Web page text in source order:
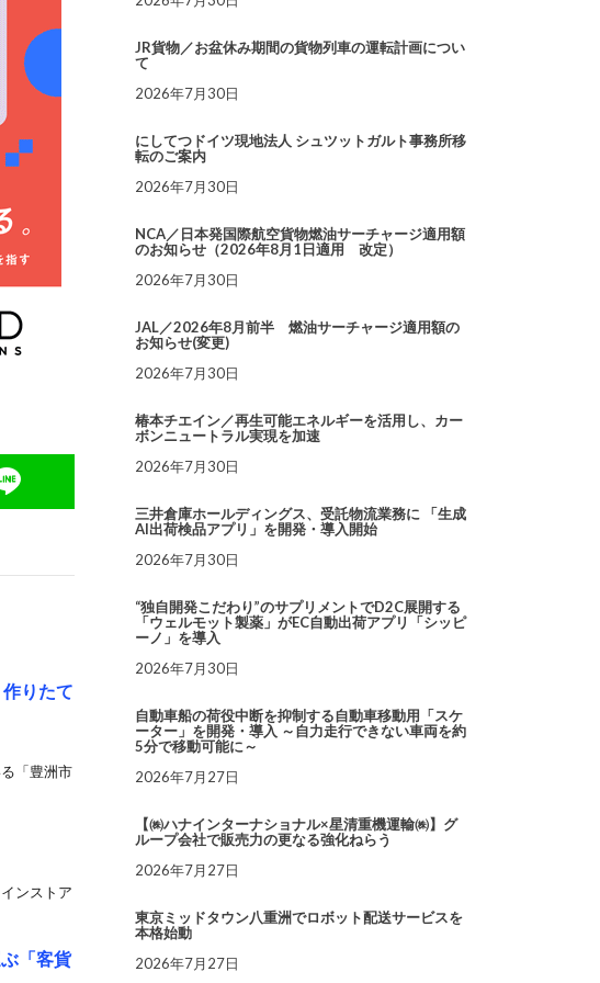
りたて
「豊洲市
ンストア
「客貨
JR貨物／お盆休み期間の貨物列車の運転計画につい
て
2026年7月30日
にしてつドイツ現地法人 シュツットガルト事務所移
転のご案内
2026年7月30日
NCA／日本発国際航空貨物燃油サーチャージ適用額
のお知らせ（2026年8月1日適用 改定）
2026年7月30日
JAL／2026年8月前半 燃油サーチャージ適用額の
お知らせ(変更)
2026年7月30日
椿本チエイン／再生可能エネルギーを活用し、カー
ボンニュートラル実現を加速
2026年7月30日
三井倉庫ホールディングス、受託物流業務に 「生成
AI出荷検品アプリ」を開発・導入開始
2026年7月30日
“独自開発こだわり”のサプリメントでD2C展開する
「ウェルモット製薬」がEC自動出荷アプリ「シッピ
ーノ」を導入
2026年7月30日
自動車船の荷役中断を抑制する自動車移動用「スケ
ーター」を開発・導入 ～自力走行できない車両を約
5分で移動可能に～
2026年7月27日
【㈱ハナインターナショナル×星清重機運輸㈱】グ
ループ会社で販売力の更なる強化ねらう
2026年7月27日
東京ミッドタウン八重洲でロボット配送サービスを
本格始動
2026年7月27日